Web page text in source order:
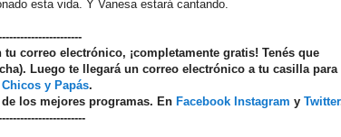
esta vida. Y Vanesa estará cantando.
correo electrónico, ¡completamente gratis! Tenés que
Luego te llegará un correo electrónico a tu casilla para
y Papás.
los mejores programas. En Facebook Instagram y Twitter